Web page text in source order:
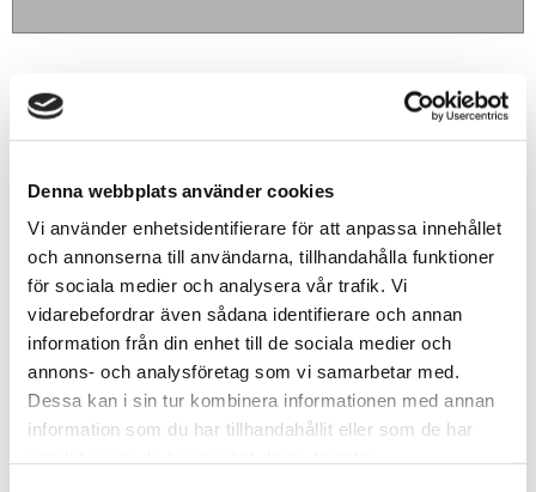
Denna webbplats använder cookies
Vi använder enhetsidentifierare för att anpassa innehållet
och annonserna till användarna, tillhandahålla funktioner
för sociala medier och analysera vår trafik. Vi
vidarebefordrar även sådana identifierare och annan
information från din enhet till de sociala medier och
annons- och analysföretag som vi samarbetar med.
Dessa kan i sin tur kombinera informationen med annan
information som du har tillhandahållit eller som de har
859sek
Leveranstid
ca 14 dagar efter beställning
1 Betyg